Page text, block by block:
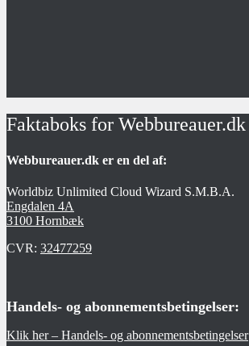
Faktaboks for Webbureauer.dk
Webbureauer.dk er en del af:
Worldbiz Unlimited Cloud Wizard S.M.B.A.
Engdalen 4A
3100 Hornbæk
CVR: 32477259
Handels- og abonnementsbetingelser:
Klik her – Handels- og abonnementsbetingelser